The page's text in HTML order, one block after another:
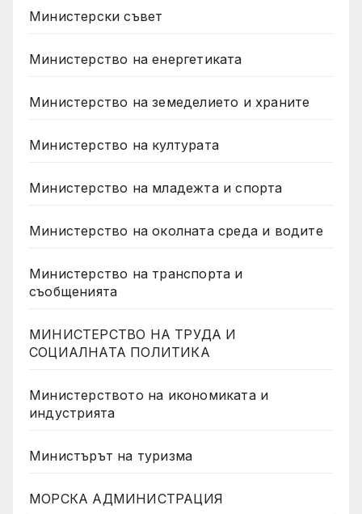
Министерски съвет
Министерство на енергетиката
Министерство на земеделието и храните
Министерство на културата
Министерство на младежта и спорта
Министерство на околната среда и водите
Министерство на транспорта и
съобщенията
МИНИСТЕРСТВО НА ТРУДА И
СОЦИАЛНАТА ПОЛИТИКА
Министерството на икономиката и
индустрията
Министърът на туризма
МОРСКА АДМИНИСТРАЦИЯ